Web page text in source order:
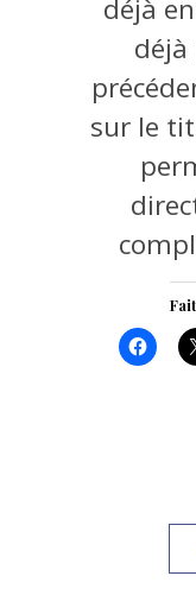
déjà
déjà
sur le